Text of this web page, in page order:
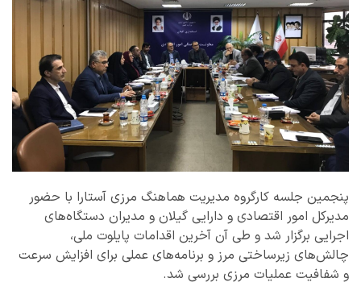
پنجمین جلسه کارگروه مدیریت هماهنگ مرزی آستارا با حضور
مدیرکل امور اقتصادی و دارایی گیلان و مدیران دستگاه‌های
اجرایی برگزار شد و طی آن آخرین اقدامات پایلوت ملی،
چالش‌های زیرساختی مرز و برنامه‌های عملی برای افزایش سرعت
و شفافیت عملیات مرزی بررسی شد.